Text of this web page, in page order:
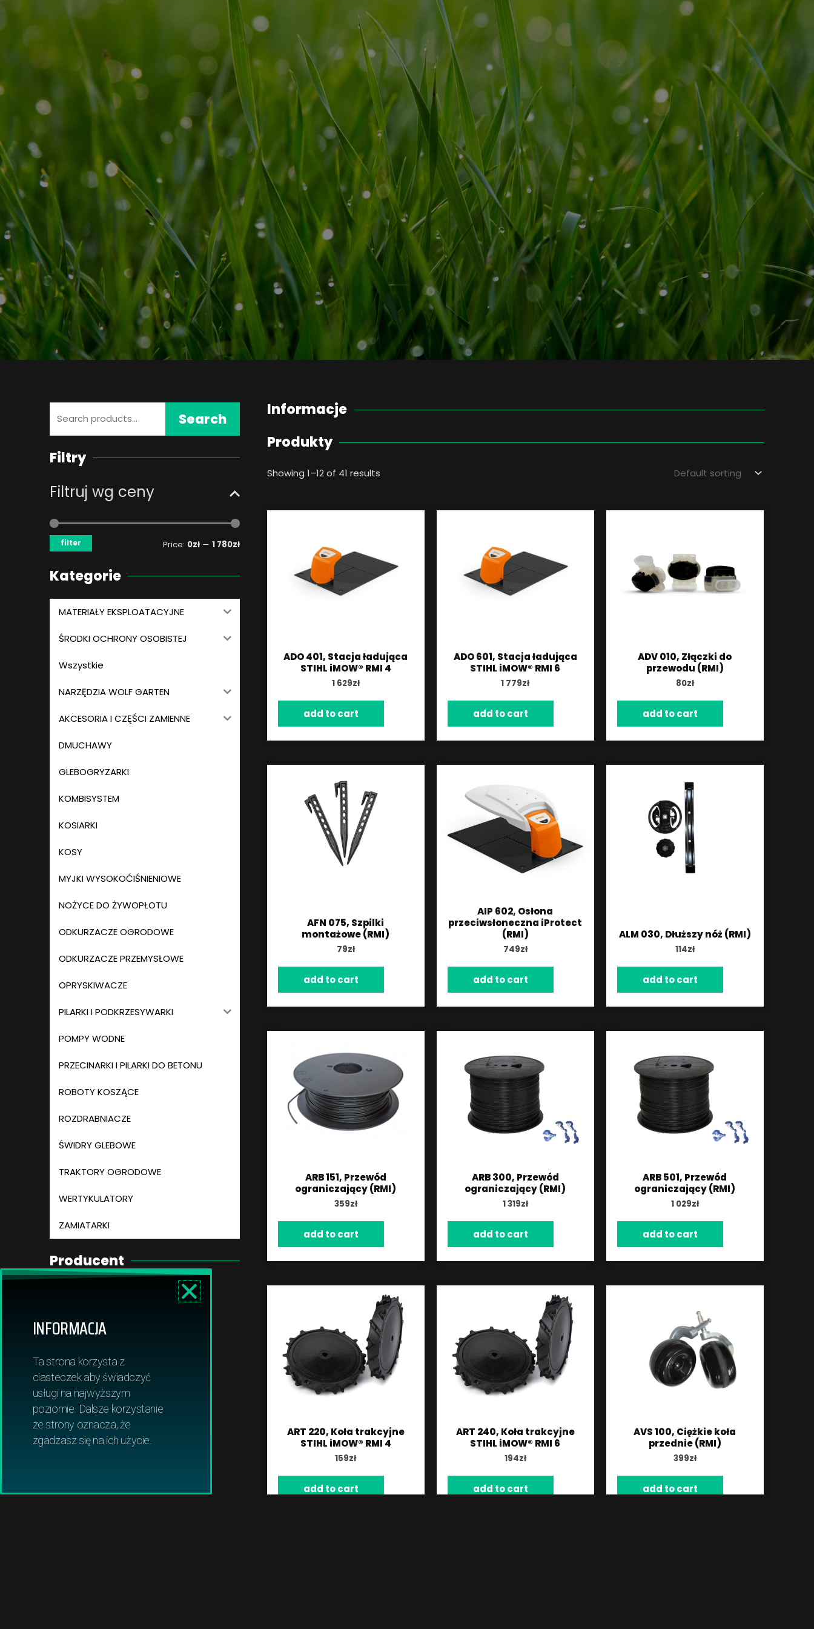
Search
Filtry
Filtruj wg ceny
filter Price: 0zł— 1 780zł
Kategorie
MATERIAŁY EKSPLOATACYJNE
ŚRODKI OCHRONY OSOBISTEJ
Wszystkie
NARZĘDZIA WOLF GARTEN
AKCESORIA I CZĘŚCI ZAMIENNE
DMUCHAWY
GLEBOGRYZARKI
KOMBISYSTEM
KOSIARKI
KOSY
MYJKI WYSOKOĆIŚNIENIOWE
NOŻYCE DO ŻYWOPŁOTU
ODKURZACZE OGRODOWE
ODKURZACZE PRZEMYSŁOWE
OPRYSKIWACZE
PILARKI I PODKRZESYWARKI
POMPY WODNE
PRZECINARKI I PILARKI DO BETONU
ROBOTY KOSZĄCE
ROZDRABNIACZE
ŚWIDRY GLEBOWE
TRAKTORY OGRODOWE
WERTYKULATORY
ZAMIATARKI
Producent
TORO
WOLF Garten
Robomow
Ambrogio
Informacje
Produkty
Showing 1–12 of 41 results
ADO 401, Stacja ładująca
STIHL iMOW® RMI 4
1 629zł
add to cart
ADO 601, Stacja ładująca
STIHL iMOW® RMI 6
1 779zł
add to cart
ADV 010, Złączki do
przewodu (RMI)
80zł
add to cart
AFN 075, Szpilki
montażowe (RMI)
79zł
add to cart
AIP 602, Osłona
przeciwsłoneczna iProtect
(RMI)
749zł
add to cart
ALM 030, Dłuższy nóż (RMI)
114zł
add to cart
ARB 151, Przewód
ograniczający (RMI)
359zł
add to cart
ARB 300, Przewód
ograniczający (RMI)
1 319zł
add to cart
ARB 501, Przewód
ograniczający (RMI)
1 029zł
add to cart
ART 220, Koła trakcyjne
STIHL iMOW® RMI 4
159zł
add to cart
ART 240, Koła trakcyjne
STIHL iMOW® RMI 6
194zł
add to cart
AVS 100, Ciężkie koła
przednie (RMI)
399zł
add to cart
INFORMACJA
Ta strona korzysta z
ciasteczek aby świadczyć
usługi na najwyższym
poziomie. Dalsze korzystanie
ze strony oznacza, że
zgadzasz się na ich użycie.